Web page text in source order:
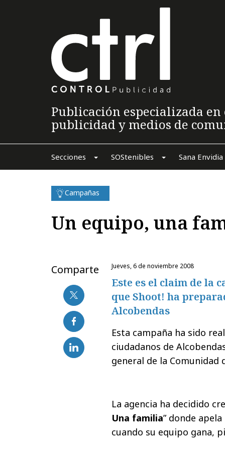
Publicación especializada
publicidad y medios de
Secciones SOStenibles Sana Envidia
Campañas
Un equipo, una
Comparte jueves, 6 de noviembre 2008
Este es el claim de la
que Shoot! ha
Alcobendas
Esta campaña ha sido
ciudadanos de
general de la Comunidad
La agencia ha decidido
Una familia” donde
cuando su equipo gana,